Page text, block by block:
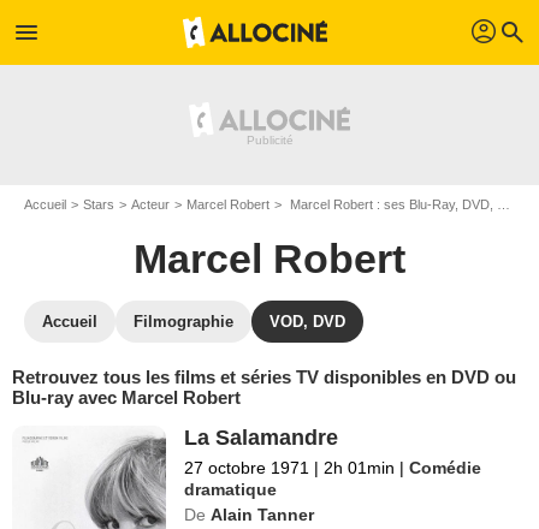
menu profil search
Accueil Stars Acteur Marcel Robert Marcel Robert : ses Blu-Ray, DVD, VOD, SVOD
Marcel Robert
Accueil Filmographie VOD, DVD
Retrouvez tous les films et séries TV disponibles en DVD ou
Blu-ray avec Marcel Robert
La Salamandre
27 octobre 1971 | 2h 01min | Comédie
dramatique
De Alain Tanner